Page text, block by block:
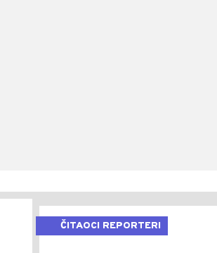
ČITAOCI REPORTERI